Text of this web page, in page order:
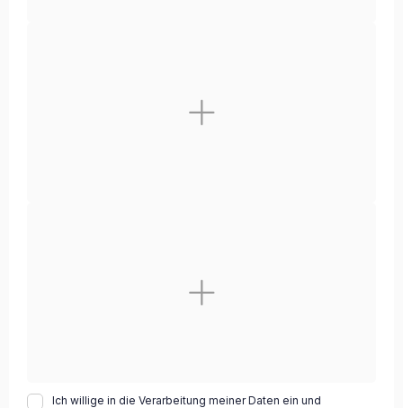
Ich willige in die Verarbeitung meiner Daten ein und